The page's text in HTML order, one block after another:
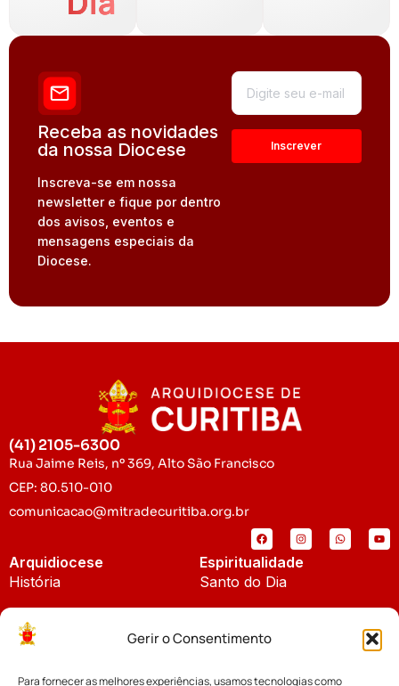
Gerir o Consentimento
Para fornecer as melhores experiências, usamos tecnologias como
Receba as novidades
da nossa Diocese
Inscreva-se em nossa
newsletter e fique por dentro
dos avisos, eventos e
mensagens especiais da
Diocese.
(41) 2105-6300
Rua Jaime Reis, nº 369, Alto São Francisco
CEP: 80.510-010
comunicacao@mitradecuritiba.org.br
Arquidiocese
História
Padroeira
Espiritualidade
Santo do Dia